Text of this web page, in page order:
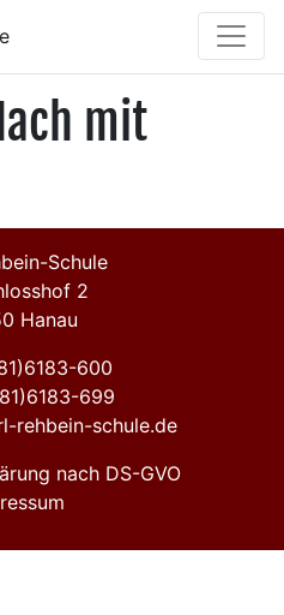
mit
Schule
2
Hanau
600
699
rehbein-schule.de
nach DS-GVO